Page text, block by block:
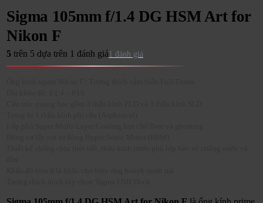
Sigma 105mm f/1.4 DG HSM Art for
Nikon F
5 trên 5 dựa trên 1 đánh giá 1